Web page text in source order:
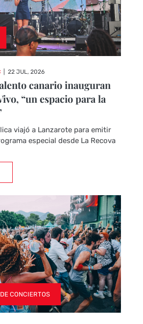
22 JUL, 2026
canario inauguran
“un espacio para la
viajó a Lanzarote para emitir
especial desde La Recova
CONCIERTOS